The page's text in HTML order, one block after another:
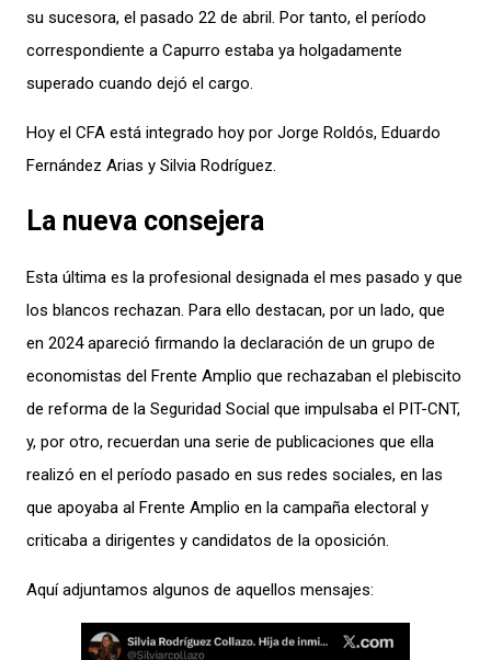
su sucesora, el pasado 22 de abril. Por tanto, el período
correspondiente a Capurro estaba ya holgadamente
superado cuando dejó el cargo.
Hoy el CFA está integrado hoy por Jorge Roldós, Eduardo
Fernández Arias y Silvia Rodríguez.
La nueva consejera
Esta última es la profesional designada el mes pasado y que
los blancos rechazan. Para ello destacan, por un lado, que
en 2024 apareció firmando la declaración de un grupo de
economistas del Frente Amplio que rechazaban el plebiscito
de reforma de la Seguridad Social que impulsaba el PIT-CNT,
y, por otro, recuerdan una serie de publicaciones que ella
realizó en el período pasado en sus redes sociales, en las
que apoyaba al Frente Amplio en la campaña electoral y
criticaba a dirigentes y candidatos de la oposición.
Aquí adjuntamos algunos de aquellos mensajes: